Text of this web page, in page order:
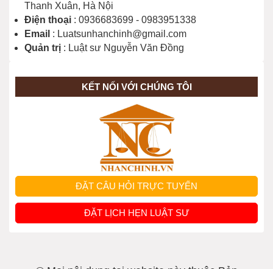
Thanh Xuân, Hà Nội
Điện thoại : 0936683699 - 0983951338
Email : Luatsunhanchinh@gmail.com
Quản trị : Luật sư Nguyễn Văn Đồng
KẾT NỐI VỚI CHÚNG TÔI
ĐẶT CÂU HỎI TRỰC TUYẾN
ĐẶT LỊCH HẸN LUẬT SƯ